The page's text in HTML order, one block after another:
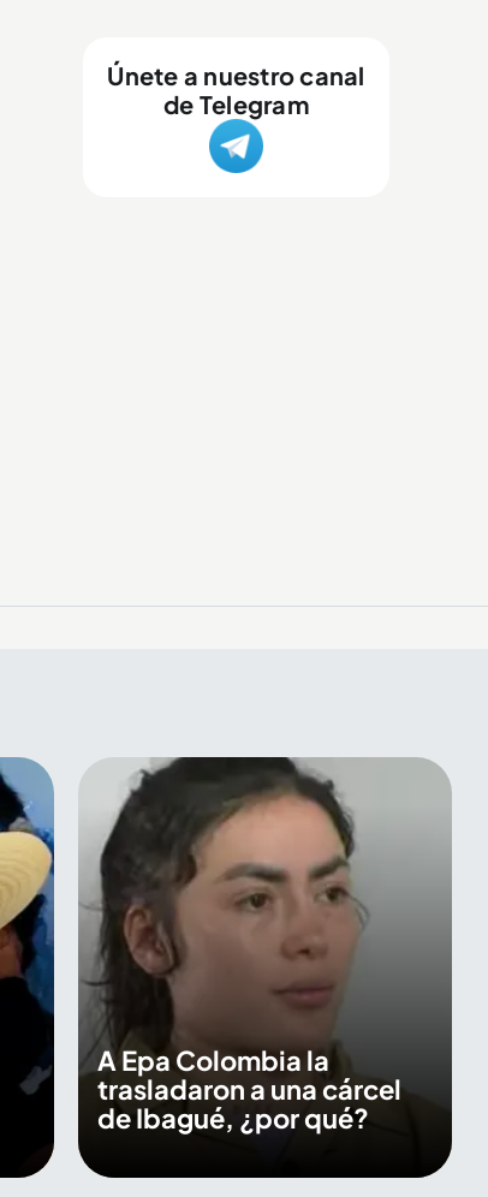
Únete a nuestro canal
de Telegram
A Epa Colombia la
trasladaron a una cárcel
de Ibagué, ¿por qué?